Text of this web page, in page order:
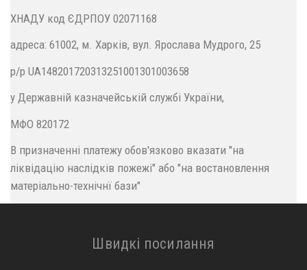
ХНАДУ код ЄДРПОУ 02071168
адреса: 61002, м. Харків, вул. Ярослава Мудрого, 25
р/р UA148201720313251001301003658
у Державній казначейській службі України,
МФО 820172
В призначенні платежу обов'язково вказати "на
ліквідацію наслідків пожежі" або "на востановлення
матеріально-технічнї бази"
Швидкі посилання